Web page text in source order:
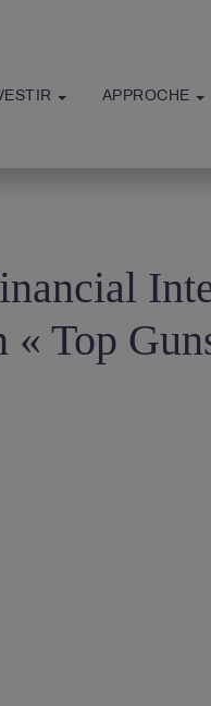
APPROCHE
Top